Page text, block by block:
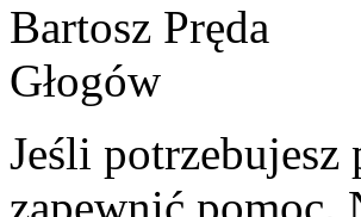
Jeśli potrzebujesz
zapewnić pomoc.